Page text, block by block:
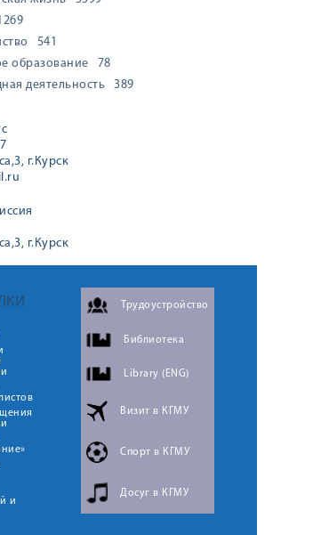
541
образование
78
деятельность
389
г.Курск
г.Курск
и
Трудоустройство
Библиотека
Library (ENG)
Визит в КГМУ
Спорт в КГМУ
Досуг в КГМУ